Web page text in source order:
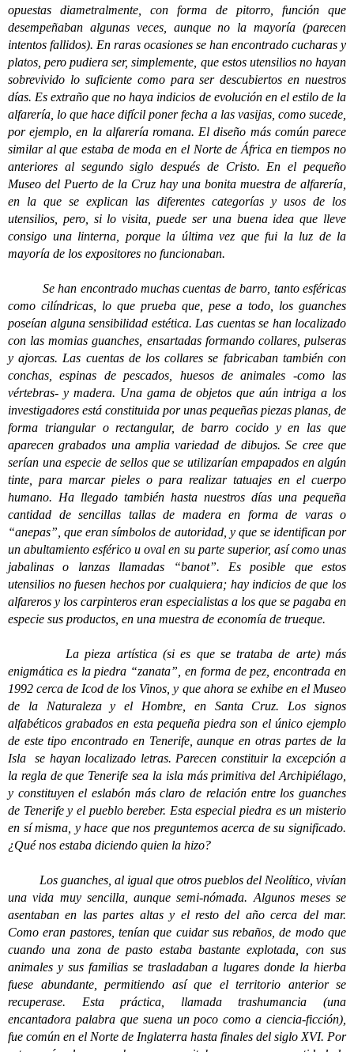
opuestas diametralmente, con forma de pitorro, función que
desempeñaban algunas veces, aunque no la mayoría (parecen
intentos fallidos). En raras ocasiones se han encontrado cucharas y
platos, pero pudiera ser, simplemente, que estos utensilios no hayan
sobrevivido lo suficiente como para ser descubiertos en nuestros
días. Es extraño que no haya indicios de evolución en el estilo de la
alfarería, lo que hace difícil poner fecha a las vasijas, como sucede,
por ejemplo, en la alfarería romana. El diseño más común parece
similar al que estaba de moda en el Norte de África en tiempos no
anteriores al segundo siglo después de Cristo. En el pequeño
Museo del Puerto de la Cruz hay una bonita muestra de alfarería,
en la que se explican las diferentes categorías y usos de los
utensilios, pero, si lo visita, puede ser una buena idea que lleve
consigo una linterna, porque la última vez que fui la luz de la
mayoría de los expositores no funcionaban.
Se han encontrado muchas cuentas de barro, tanto esféricas
como cilíndricas, lo que prueba que, pese a todo, los guanches
poseían alguna sensibilidad estética. Las cuentas se han localizado
con las momias guanches, ensartadas formando collares, pulseras
y ajorcas. Las cuentas de los collares se fabricaban también con
conchas, espinas de pescados, huesos de animales -como las
vértebras- y madera. Una gama de objetos que aún intriga a los
investigadores está constituida por unas pequeñas piezas planas, de
forma triangular o rectangular, de barro cocido y en las que
aparecen grabados una amplia variedad de dibujos. Se cree que
serían una especie de sellos que se utilizarían empapados en algún
tinte, para marcar pieles o para realizar tatuajes en el cuerpo
humano. Ha llegado también hasta nuestros días una pequeña
cantidad de sencillas tallas de madera en forma de varas o
“anepas”, que eran símbolos de autoridad, y que se identifican por
un abultamiento esférico u oval en su parte superior, así como unas
jabalinas o lanzas llamadas “banot”. Es posible que estos
utensilios no fuesen hechos por cualquiera; hay indicios de que los
alfareros y los carpinteros eran especialistas a los que se pagaba en
especie sus productos, en una muestra de economía de trueque.
La pieza artística (si es que se trataba de arte) más
enigmática es la piedra “zanata”, en forma de pez, encontrada en
1992 cerca de Icod de los Vinos, y que ahora se exhibe en el Museo
de la Naturaleza y el Hombre, en Santa Cruz. Los signos
alfabéticos grabados en esta pequeña piedra son el único ejemplo
de este tipo encontrado en Tenerife, aunque en otras partes de la
Isla se hayan localizado letras. Parecen constituir la excepción a
la regla de que Tenerife sea la isla más primitiva del Archipiélago,
y constituyen el eslabón más claro de relación entre los guanches
de Tenerife y el pueblo bereber. Esta especial piedra es un misterio
en sí misma, y hace que nos preguntemos acerca de su significado.
¿Qué nos estaba diciendo quien la hizo?
Los guanches, al igual que otros pueblos del Neolítico, vivían
una vida muy sencilla, aunque semi-nómada. Algunos meses se
asentaban en las partes altas y el resto del año cerca del mar.
Como eran pastores, tenían que cuidar sus rebaños, de modo que
cuando una zona de pasto estaba bastante explotada, con sus
animales y sus familias se trasladaban a lugares donde la hierba
fuese abundante, permitiendo así que el territorio anterior se
recuperase. Esta práctica, llamada trashumancia (una
encantadora palabra que suena un poco como a ciencia-ficción),
fue común en el Norte de Inglaterra hasta finales del siglo XVI. Por